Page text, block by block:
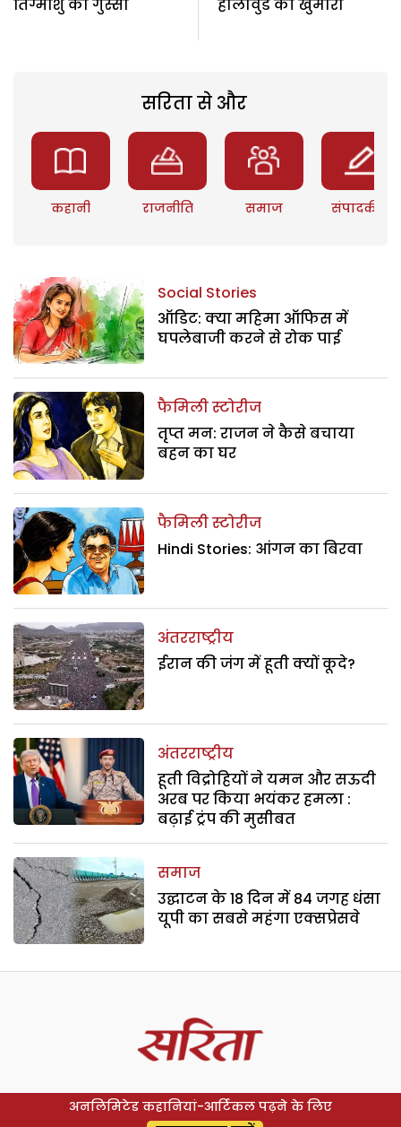
तिग्मांशु का गुस्सा
हौलीवुड की खुमारी
सरिता से और
कहानी राजनीति समाज संपादकीय
Social Stories
ऑडिट: क्या महिमा ऑफिस में
घपलेबाजी करने से रोक पाई
फैमिली स्टोरीज
तृप्त मन: राजन ने कैसे बचाया
बहन का घर
फैमिली स्टोरीज
Hindi Stories: आंगन का बिरवा
अंतरराष्ट्रीय
ईरान की जंग में हूती क्यों कूदे?
अंतरराष्ट्रीय
हूती विद्रोहियों ने यमन और सऊदी
अरब पर किया भयंकर हमला :
बढ़ाई ट्रंप की मुसीबत
समाज
उद्घाटन के 18 दिन में 84 जगह धंसा
यूपी का सबसे महंगा एक्सप्रेसवे
अनलिमिटेड कहानियां-आर्टिकल पढ़ने के लिए